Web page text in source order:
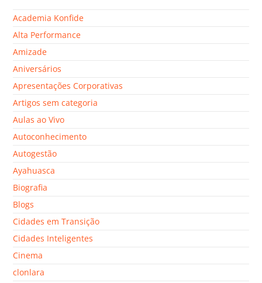
Academia Konfide
Alta Performance
Amizade
Aniversários
Apresentações Corporativas
Artigos sem categoria
Aulas ao Vivo
Autoconhecimento
Autogestão
Ayahuasca
Biografia
Blogs
Cidades em Transição
Cidades Inteligentes
Cinema
clonlara